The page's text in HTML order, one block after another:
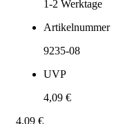
1-2 Werktage
Artikelnummer
9235-08
UVP
4,09 €
4,09 €